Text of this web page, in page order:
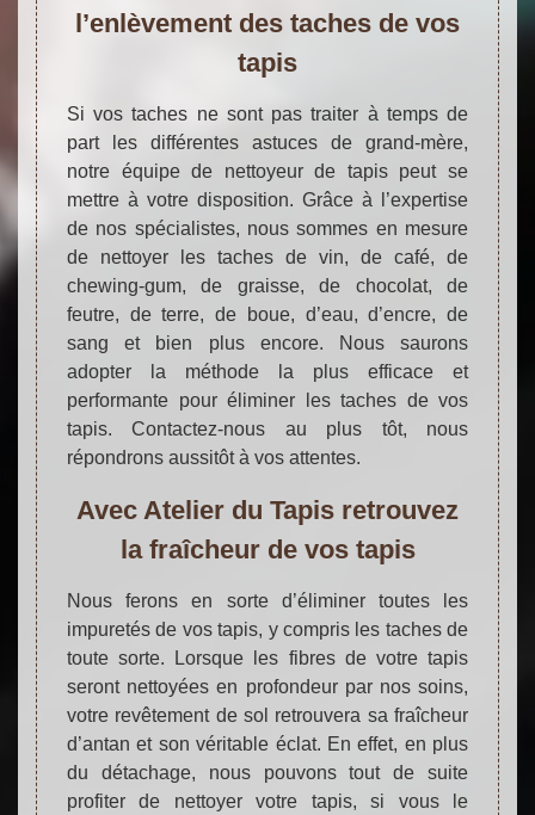
l’enlèvement des taches de vos
tapis
Si vos taches ne sont pas traiter à temps de
part les différentes astuces de grand-mère,
notre équipe de nettoyeur de tapis peut se
mettre à votre disposition. Grâce à l’expertise
de nos spécialistes, nous sommes en mesure
de nettoyer les taches de vin, de café, de
chewing-gum, de graisse, de chocolat, de
feutre, de terre, de boue, d’eau, d’encre, de
sang et bien plus encore. Nous saurons
adopter la méthode la plus efficace et
performante pour éliminer les taches de vos
tapis. Contactez-nous au plus tôt, nous
répondrons aussitôt à vos attentes.
Avec Atelier du Tapis retrouvez
la fraîcheur de vos tapis
Nous ferons en sorte d’éliminer toutes les
impuretés de vos tapis, y compris les taches de
toute sorte. Lorsque les fibres de votre tapis
seront nettoyées en profondeur par nos soins,
votre revêtement de sol retrouvera sa fraîcheur
d’antan et son véritable éclat. En effet, en plus
du détachage, nous pouvons tout de suite
profiter de nettoyer votre tapis, si vous le